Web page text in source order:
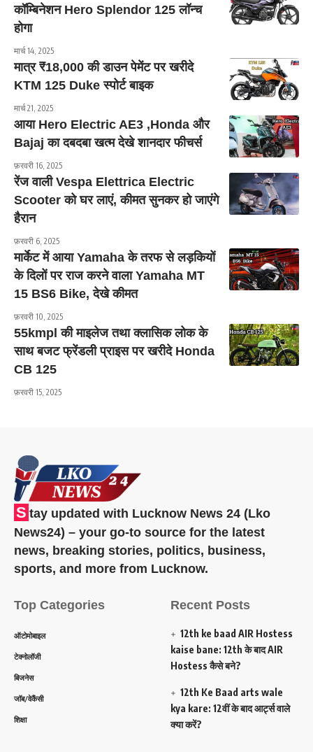
कॉम्बिनेशन Hero Splendor 125 लॉन्च
होगा
मार्च 14, 2025
मात्र ₹18,000 की डाउन पेमेंट पर खरीदे
KTM 125 Duke स्पोर्ट बाइक
मार्च 21, 2025
आया Hero Electric AE3 ,Honda और
Bajaj का दबदबा खत्म देखे शानदार फीचर्स
फ़रवरी 16, 2025
रेंज वाली Vespa Elettrica Electric
Scooter को घर लाएं, कीमत सुनकर हो जाएंगे
हैरान
फ़रवरी 6, 2025
मार्केट में आया Yamaha के तरफ से लड़कियों
के दिलों पर राज करने वाला Yamaha MT
15 BS6 Bike, देखे कीमत
फ़रवरी 10, 2025
55kmpl की माइलेज तथा क्लासिक लोक के
साथ बजट फ्रेंडली प्राइस पर खरीदे Honda
CB 125
फ़रवरी 15, 2025
S tay updated with Lucknow News 24 (Lko
News24) – your go-to source for the latest
news, breaking stories, politics, business,
sports, and more from Lucknow.
Top Categories
ऑटोमोबाइल
टेक्नोलॉजी
बिजनेस
जॉब/वेकैंसी
शिक्षा
Recent Posts
12th ke baad AIR Hostess
kaise bane: 12th के बाद AIR
Hostess कैसे बने?
12th Ke Baad arts wale
kya kare: 12वीं के बाद आर्ट्स वाले
क्या करें?